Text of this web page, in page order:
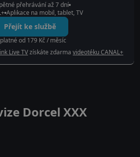
přehrávání až 7 dní
Aplikace na mobil, tablet, TV
Přejít ke službě
od 179 Kč / měsíc
Live TVzískáte zdarma videotéku CANAL+
Dorcel XXX